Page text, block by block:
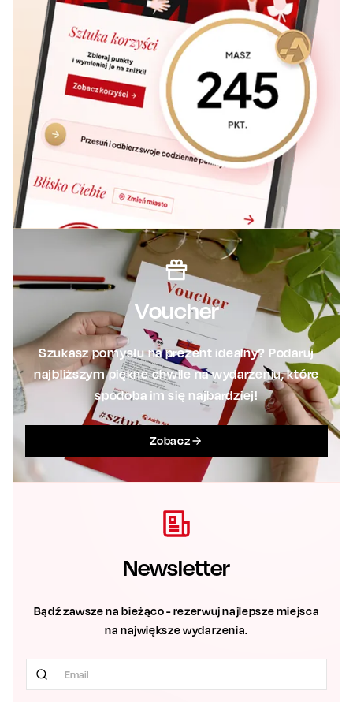
Voucher
Szukasz pomysłu na prezent idealny? Podaruj
najbliższym piękne chwile na wydarzeniu, które
spodoba im się najbardziej!
Zobacz
Newsletter
Bądź zawsze na bieżąco - rezerwuj najlepsze miejsca
na największe wydarzenia.